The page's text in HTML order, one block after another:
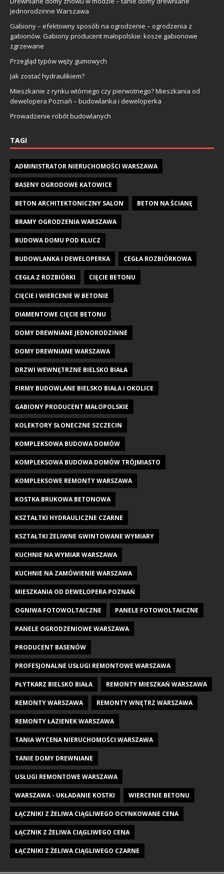
jednorodzinne Warszawa
Gabiony – efektowny sposób na ogrodzenie – ogrodzenia z
gabionów. Gabiony producent małopolskie: kosze gabionowe
zgrzewane
Przegląd typów węży gumowych
Jak zostać hydraulikiem?
Mieszkanie z rynku wtórnego czy pierwotnego? Mieszkania od
dewelopera Poznań – budowlanka i deweloperka
Prowadzenie robót budowlanych
TAGI
ADMINISTRATOR NIERUCHOMOŚCI WARSZAWA
BASENY OGRODOWE KATOWICE
BETON ARCHITEKTONICZNY SALON BETON NA ŚCIANĘ
BRAMY OGRODZENIA WARSZAWA
BUDOWA DOMU POD KLUCZ
BUDOWLANKA I DEWELOPERKA CEGŁA ROZBIÓRKOWA
CEGŁA Z ROZBIÓRKI CIĘCIE BETONU
CIĘCIE I WIERCENIE W BETONIE
DIAMENTOWE CIĘCIE BETONU
DOMY DREWNIANE JEDNORODZINNE
DOMY DREWNIANE WARSZAWA
DRZWI WEWNĘTRZNE BIELSKO BIAŁA
FIRMY BUDOWLANE BIELSKO BIAŁA I OKOLICE
GABIONY PRODUCENT MAŁOPOLSKIE
KOLEKTORY SŁONECZNE SZCZECIN
KOMPLEKSOWA BUDOWA DOMÓW
KOMPLEKSOWA BUDOWA DOMÓW TRÓJMIASTO
KOMPLEKSOWE REMONTY WARSZAWA
KOSTKA BRUKOWA BETONOWA
KSZTAŁTKI HYDRAULICZNE CZARNE
KSZTAŁTKI ŻELIWNE GWINTOWANE WYMIARY
KUCHNIE NA WYMIAR WARSZAWA
KUCHNIE NA ZAMÓWIENIE WARSZAWA
MIESZKANIA OD DEWELOPERA POZNAŃ
OGNIWA FOTOWOLTAICZNE PANELE FOTOWOLTAICZNE
PANELE OGRODZENIOWE WARSZAWA
PRODUCENT BASENÓW
PROFESJONALNE USŁUGI REMONTOWE WARSZAWA
PŁYTKARZ BIELSKO BIAŁA REMONTY MIESZKAŃ WARSZAWA
REMONTY WARSZAWA REMONTY WNĘTRZ WARSZAWA
REMONTY ŁAZIENEK WARSZAWA
TANIA WYCENA NIERUCHOMOŚCI WARSZAWA
TANIE DOMY DREWNIANE
USŁUGI REMONTOWE WARSZAWA
WARSZAWA - UKŁADANIE KOSTKI WIERCENIE BETONU
ŁĄCZNIKI Z ŻELIWA CIĄGLIWEGO OCYNKOWANE CENA
ŁĄCZNIK Z ŻELIWA CIĄGLIWEGO CENA
ŁĄCZNIKI Z ŻELIWA CIĄGLIWEGO CZARNE